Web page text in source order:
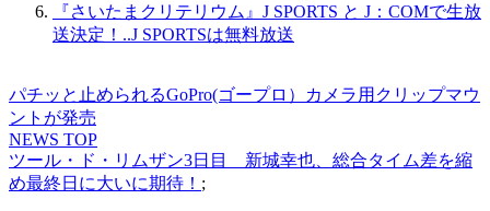
『さいたまクリテリウム』J SPORTS と J：COMで生放
送決定！..J SPORTSは無料放送
パチッと止められるGoPro(ゴープロ）カメラ用クリップマウ
ントが発売
NEWS TOP
ツール・ド・リムザン3日目 新城幸也、総合タイム差を縮
め最終日に大いに期待！ ;